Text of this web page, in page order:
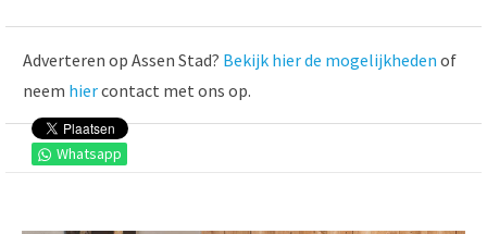
Whatsapp
Adverteren op Assen Stad? Bekijk hier de mogelijkheden of
neem hiercontact met ons op.